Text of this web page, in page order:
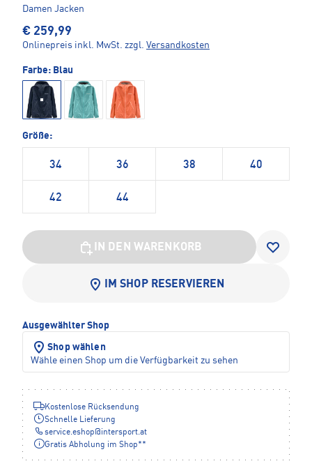
Damen Jacken
€ 259,99
Onlinepreis inkl. MwSt. zzgl. Versandkosten
Farbe: Blau
Größe:
34 36 38 40
42 44
IN DEN WARENKORB
IM SHOP RESERVIEREN
Ausgewählter Shop
Shop wählen
Wähle einen Shop um die Verfügbarkeit zu sehen
Kostenlose Rücksendung
Schnelle Lieferung
service.eshop@intersport.at
Gratis Abholung im Shop**